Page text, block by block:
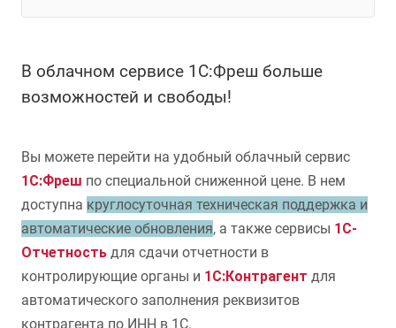
В облачном сервисе 1С:Фреш больше
возможностей и свободы!
Вы можете перейти на удобный облачный сервис
1С:Фреш по специальной сниженной цене. В нем
доступна круглосуточная техническая поддержка и
автоматические обновления, а также сервисы 1С-
Отчетность для сдачи отчетности в
контролирующие органы и 1С:Контрагент для
автоматического заполнения реквизитов
контрагента по ИНН в 1С.